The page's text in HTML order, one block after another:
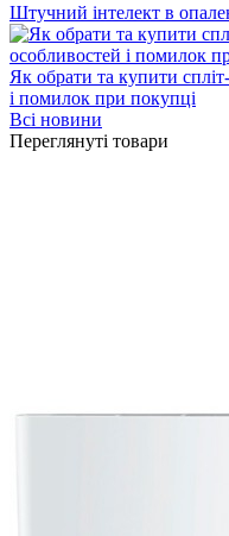
Штучний інтелект в
Як обрати та купити
і помилок при покупці
Всі новини
Переглянуті товари